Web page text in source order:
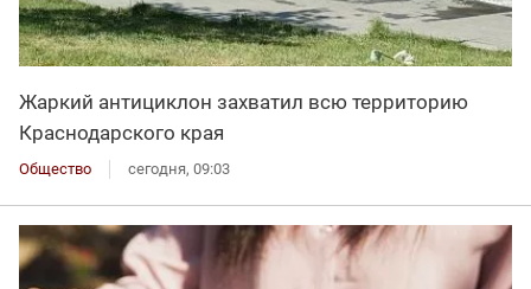
Жаркий антициклон захватил всю территорию
Краснодарского края
Общество сегодня, 09:03